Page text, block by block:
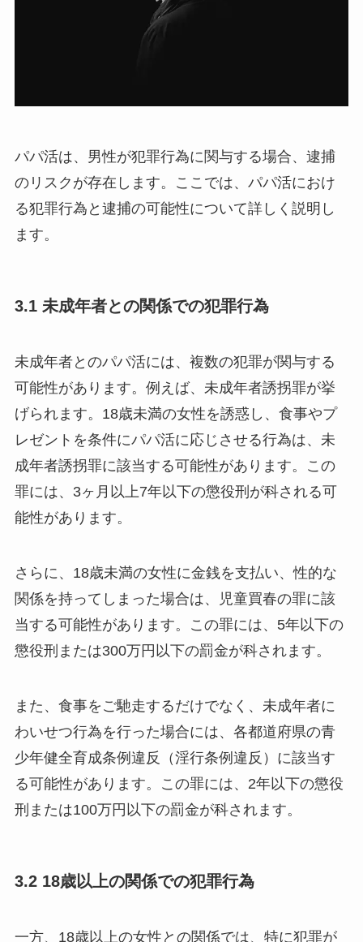
パパ活は、男性が犯罪行為に関与する場合、逮捕
のリスクが存在します。ここでは、パパ活におけ
る犯罪行為と逮捕の可能性について詳しく説明し
ます。
3.1 未成年者との関係での犯罪行為
未成年者とのパパ活には、複数の犯罪が関与する
可能性があります。例えば、未成年者誘拐罪が挙
げられます。18歳未満の女性を誘惑し、食事やプ
レゼントを条件にパパ活に応じさせる行為は、未
成年者誘拐罪に該当する可能性があります。この
罪には、3ヶ月以上7年以下の懲役刑が科される可
能性があります。
さらに、18歳未満の女性に金銭を支払い、性的な
関係を持ってしまった場合は、児童買春の罪に該
当する可能性があります。この罪には、5年以下の
懲役刑または300万円以下の罰金が科されます。
また、食事をご馳走するだけでなく、未成年者に
わいせつ行為を行った場合には、各都道府県の青
少年健全育成条例違反（淫行条例違反）に該当す
る可能性があります。この罪には、2年以下の懲役
刑または100万円以下の罰金が科されます。
3.2 18歳以上の関係での犯罪行為
一方、18歳以上の女性との関係では、特に犯罪が